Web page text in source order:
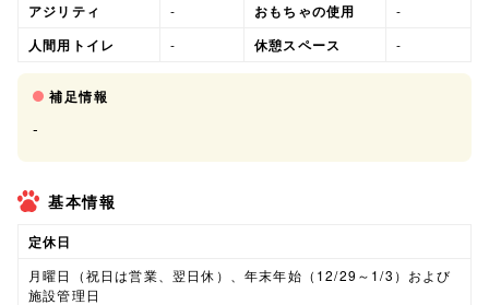
アジリティ - おもちゃの使用 -
人間用トイレ - 休憩スペース -
補足情報
-
基本情報
定休日
月曜日（祝日は営業、翌日休）、年末年始（12/29～1/3）および
施設管理日